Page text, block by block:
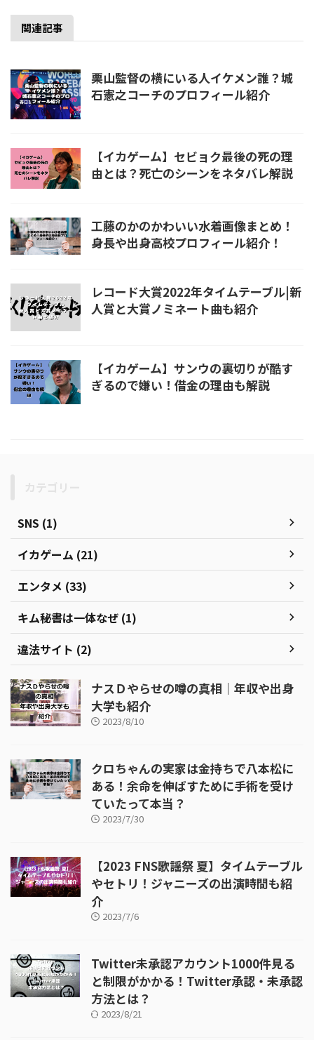
関連記事
栗山監督の横にいる人イケメン誰？城
石憲之コーチのプロフィール紹介
【イカゲーム】セビョク最後の死の理
由とは？死亡のシーンをネタバレ解説
工藤のかのかわいい水着画像まとめ！
身長や出身高校プロフィール紹介！
レコード大賞2022年タイムテーブル|新
人賞と大賞ノミネート曲も紹介
【イカゲーム】サンウの裏切りが酷す
ぎるので嫌い！借金の理由も解説
SNS (1)
イカゲーム (21)
エンタメ (33)
キム秘書は一体なぜ (1)
違法サイト (2)
ナスＤやらせの噂の真相｜年収や出身
大学も紹介
2023/8/10
クロちゃんの実家は金持ちで八本松に
ある！余命を伸ばすために手術を受け
ていたって本当？
2023/7/30
【2023 FNS歌謡祭 夏】タイムテーブル
やセトリ！ジャニーズの出演時間も紹
介
2023/7/6
Twitter未承認アカウント1000件見る
と制限がかかる！Twitter承認・未承認
方法とは？
2023/8/21